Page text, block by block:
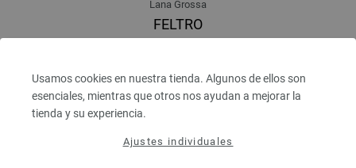
Usamos cookies en nuestra tienda. Algunos de ellos son
esenciales, mientras que otros nos ayudan a mejorar la
tienda y su experiencia.
Ajustes individuales
Lana Grossa
FELTRO
100 % Lana virgen
Grosor de las agujas: 8
2,94 €
IVA no incluido, más gastos de envío, Precio base:
prev next